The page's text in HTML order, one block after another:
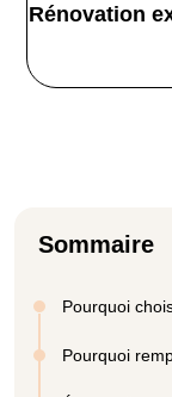
Rénovation
Sommaire
Pourquoi
Pourquoi